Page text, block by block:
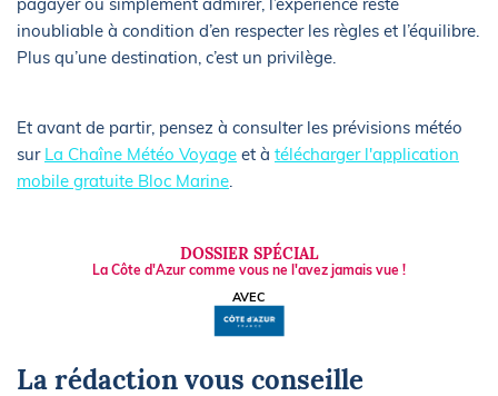
inoubliable à condition d’en respecter les règles et l’équilibre.
Plus qu’une destination, c’est un privilège.
Et avant de partir, pensez à consulter les prévisions météo
sur La Chaîne Météo Voyage et à télécharger l'application
mobile gratuite Bloc Marine
DOSSIER SPÉCIAL
La Côte d'Azur comme vous ne l'avez jamais vue !
AVEC
La rédaction vous conseille